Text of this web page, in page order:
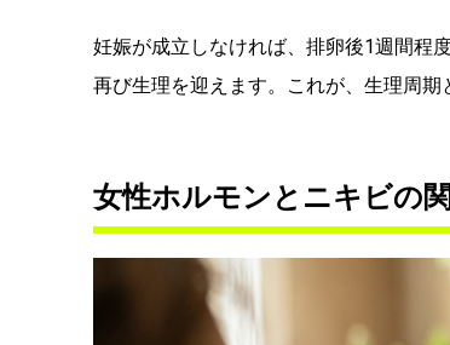
妊娠が成立しなければ、排卵後1週間程
再び生理を迎えます。これが、生理周期
女性ホルモンとニキビの